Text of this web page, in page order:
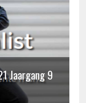
Jaargang 9